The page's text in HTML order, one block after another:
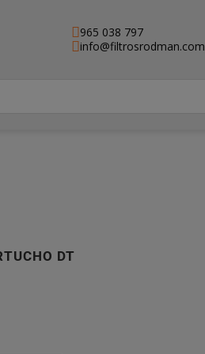
965 038 797
info@filtrosrodman.com
DT